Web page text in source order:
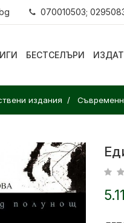
070010503;
БЕСТСЕЛЪРИ
издания